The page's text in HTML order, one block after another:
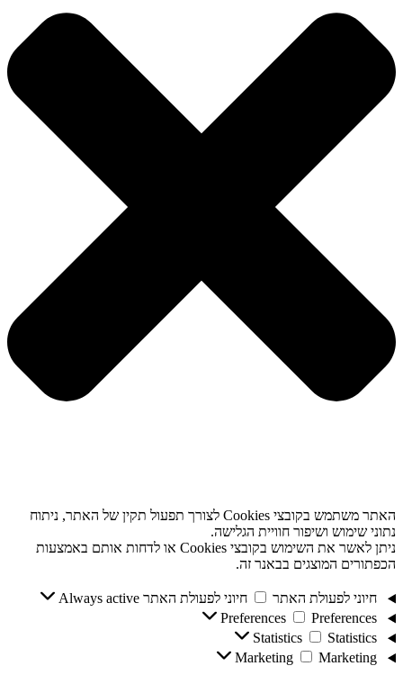
האתר משתמש בקובצי Cookies לצורך תפעול תקין של האתר, ניתוח
נתוני שימוש ושיפור חוויית הגלישה.
ניתן לאשר את השימוש בקובצי Cookies או לדחות אותם באמצעות
הכפתורים המוצגים בבאנר זה.
חיוני לפעולת האתר חיוני לפעולת האתר Always active
Preferences
Preferences
Statistics
Statistics
Marketing
Marketing